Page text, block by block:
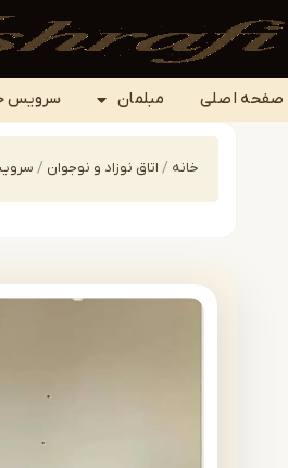
صفحه اصلی مبلمان سرویس
خانه / اتاق نوزاد و نوجوان /